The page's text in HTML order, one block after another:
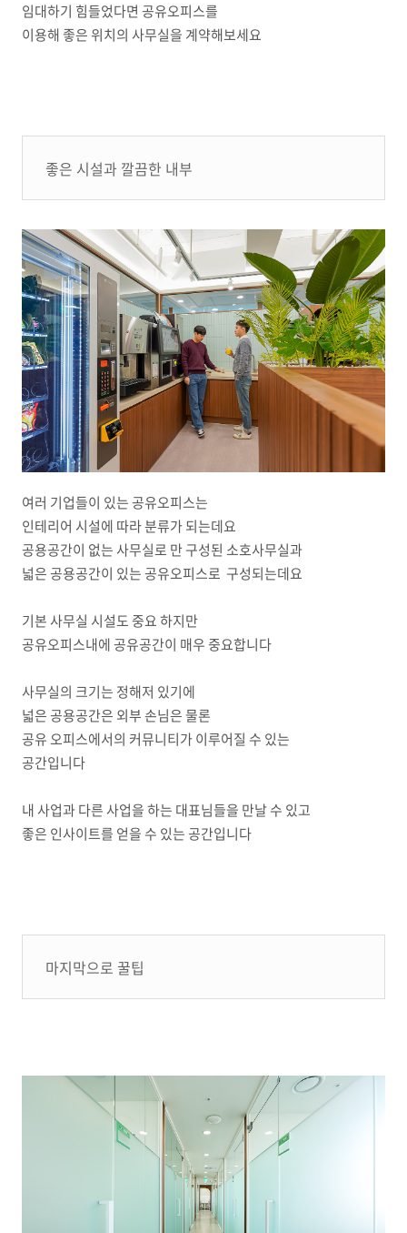
임대하기 힘들었다면 공유오피스를
이용해 좋은 위치의 사무실을 계약해보세요
좋은 시설과 깔끔한 내부
여러 기업들이 있는 공유오피스는
인테리어 시설에 따라 분류가 되는데요
공용공간이 없는 사무실로 만 구성된 소호사무실과
넓은 공용공간이 있는 공유오피스로 구성되는데요
기본 사무실 시설도 중요 하지만
공유오피스내에 공유공간이 매우 중요합니다
사무실의 크기는 정해저 있기에
넓은 공용공간은 외부 손님은 물론
공유 오피스에서의 커뮤니티가 이루어질 수 있는
공간입니다
내 사업과 다른 사업을 하는 대표님들을 만날 수 있고
좋은 인사이트를 얻을 수 있는 공간입니다
마지막으로 꿀팁